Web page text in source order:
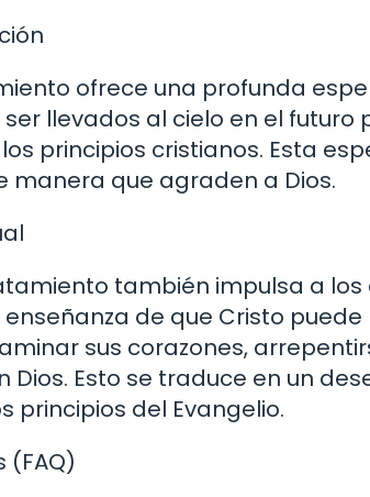
ofrece una profunda
llevados al cielo en el
principios cristianos. Esta
manera que agraden a Dios.
también impulsa a
de que Cristo
sus corazones,
Esto se traduce en un
principios del Evangelio.